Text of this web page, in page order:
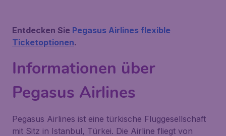
Entdecken Sie Pegasus Airlines flexible
Ticketoptionen.
Informationen über
Pegasus Airlines
Pegasus Airlines ist eine türkische Fluggesellschaft
mit Sitz in Istanbul, Türkei. Die Airline fliegt von